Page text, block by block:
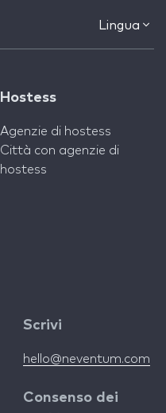
Lingua
Hostess
Agenzie di hostess
Città con agenzie di
hostess
Scrivi
hello@neventum.com
Consenso dei